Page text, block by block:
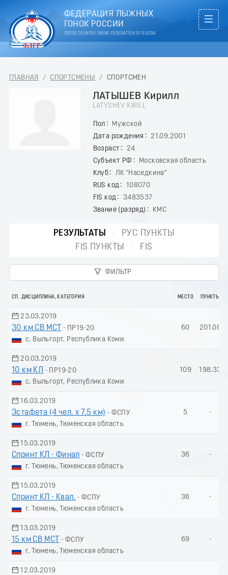
ФЕДЕРАЦИЯ ЛЫЖНЫХ
ГОНОК РОССИИ
CROSS COUNTRY SKIING FEDERATION OF RUSSIA
ГЛАВНАЯ / СПОРТСМЕНЫ / СПОРТСМЕН
ЛАТЫШЕВ Кирилл
LATYSHEV KIRILL
Пол
Мужской
Дата рождения
21.09.2001
Возраст
24
Субъект РФ
Московская область
Клуб
ЛК "Наседкина"
RUS код
108070
FIS код
3483537
Звание (разряд)
КМС
РЕЗУЛЬТАТЫ
РУС ПУНКТЫ
FIS ПУНКТЫ
FIS
ФИЛЬТР
СП. ДИСЦИПЛИНА, КАТЕГОРИЯ МЕСТО ПУНКТЫ
23.03.2019
30 км СВ МСТ
- ПР19-20
с. Выльгорт, Республика Коми
60 201.08
20.03.2019
10 км КЛ
- ПР19-20
с. Выльгорт, Республика Коми
109 198.33
16.03.2019
Эстафета (4 чел. х 7.5 км) - ФСПУ
г. Тюмень, Тюменская область
5 -
15.03.2019
Спринт КЛ - Финал - ФСПУ
г. Тюмень, Тюменская область
36 -
15.03.2019
Спринт КЛ - Квал. - ФСПУ
г. Тюмень, Тюменская область
36 -
13.03.2019
15 км СВ МСТ
- ФСПУ
г. Тюмень, Тюменская область
69 -
12.03.2019